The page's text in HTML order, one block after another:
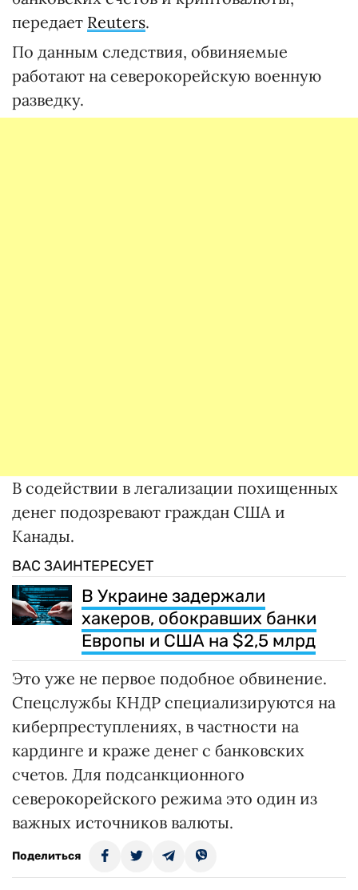
передает Reuters.
По данным следствия, обвиняемые
работают на северокорейскую военную
разведку.
В содействии в легализации похищенных
денег подозревают граждан США и
Канады.
ВАС ЗАИНТЕРЕСУЕТ
В Украине задержали
хакеров, обокравших банки
Европы и США на $2,5 млрд
Это уже не первое подобное обвинение.
Спецслужбы КНДР специализируются на
киберпреступлениях, в частности на
кардинге и краже денег с банковских
счетов. Для подсанкционного
северокорейского режима это один из
важных источников валюты.
Поделиться